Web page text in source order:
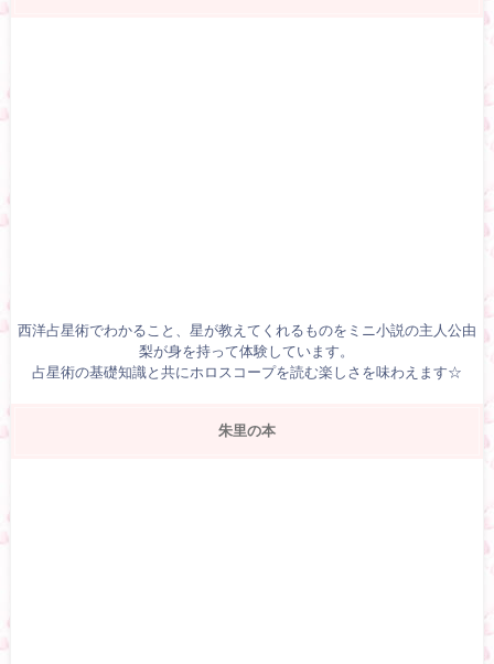
西洋占星術でわかること、星が教えてくれるものをミニ小説の主人公由
梨が身を持って体験しています。
占星術の基礎知識と共にホロスコープを読む楽しさを味わえます☆
朱里の本